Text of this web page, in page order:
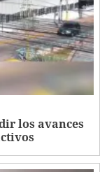
los avances